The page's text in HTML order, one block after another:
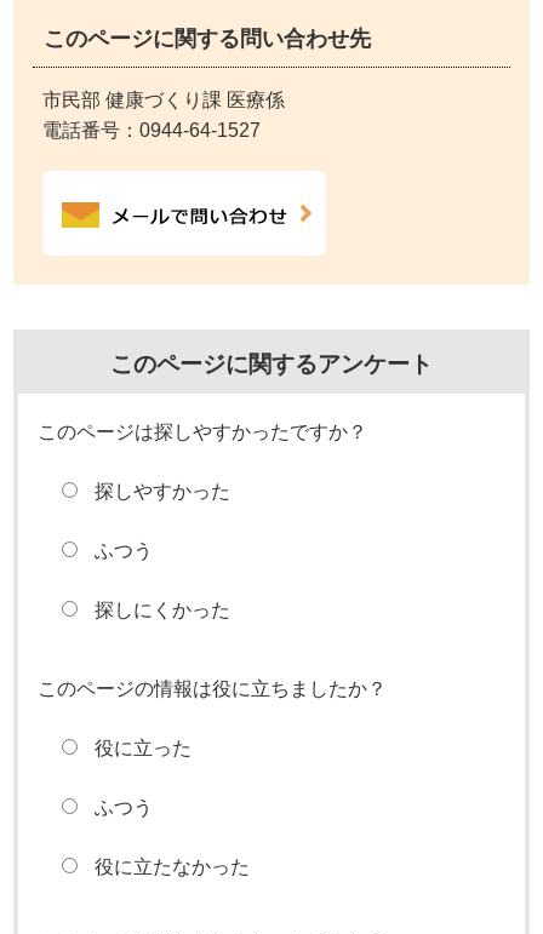
このページに関する問い合わせ先
市民部 健康づくり課 医療係
電話番号：0944-64-1527
このページに関するアンケート
このページは探しやすかったですか？
探しやすかった
ふつう
探しにくかった
このページの情報は役に立ちましたか？
役に立った
ふつう
役に立たなかった